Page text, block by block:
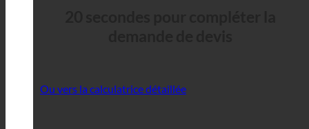
Ou vers la calculatrice détaillée